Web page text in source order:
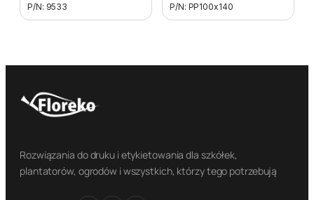
P/N: 9533 P/N: PP100x140
Rozwiązania do druku i etykietowania dla szkółek,
plantatorów, ogrodów i wszystkich, którzy tego potrzebują